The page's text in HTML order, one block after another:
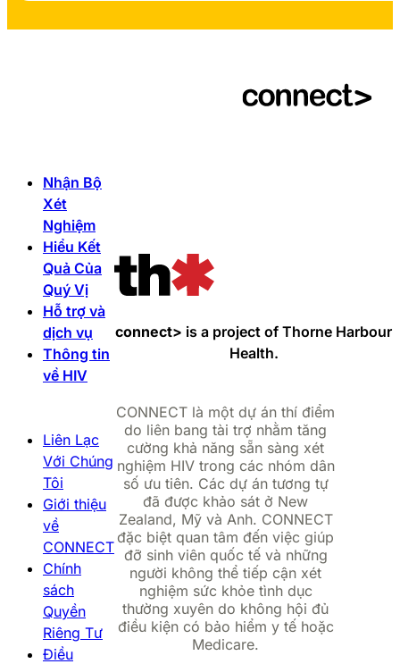
Nhận Bộ
Xét
Nghiệm
Hiểu Kết
Quả Của
Quý Vị
Hỗ trợ và
dịch vụ
Thông tin
về HIV
Liên Lạc
Với Chúng
Tôi
Giới thiệu
về
CONNECT
Chính
sách
Quyền
Riêng Tư
Điều
connect> is a project of Thorne Harbour
Health.
CONNECT là một dự án thí điểm
do liên bang tài trợ nhằm tăng
cường khả năng sẵn sàng xét
nghiệm HIV trong các nhóm dân
số ưu tiên. Các dự án tương tự
đã được khảo sát ở New
Zealand, Mỹ và Anh. CONNECT
đặc biệt quan tâm đến việc giúp
đỡ sinh viên quốc tế và những
người không thể tiếp cận xét
nghiệm sức khỏe tình dục
thường xuyên do không hội đủ
điều kiện có bảo hiểm y tế hoặc
Medicare.